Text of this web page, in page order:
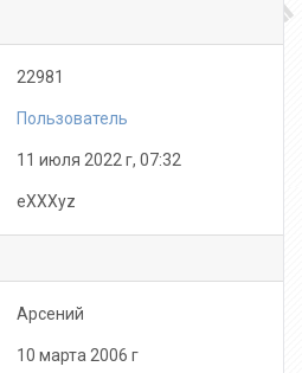
22981
Пользователь
11 июля 2022 г, 07:32
eXXXyz
Арсений
10 марта 2006 г